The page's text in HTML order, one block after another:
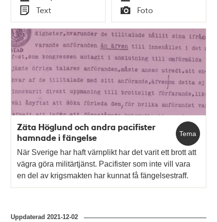
Tid
Typ
Text
1940-1950
Tid
Typ
Foto
Tema
Zäta Höglund och andra pacifister
hamnade i fängelse
När Sverige har haft värnplikt har det varit ett brott att
vägra göra militärtjänst. Pacifister som inte vill vara
en del av krigsmakten har kunnat få fängelsestraff.
Uppdaterad2021-12-02